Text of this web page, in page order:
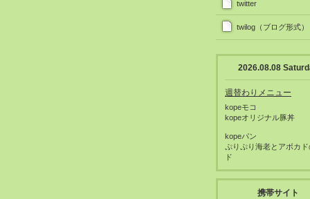
twitter
twilog（ブログ形式）
2026.08.08
週替わりメニュー
kopeモコ
kopeオリジナル豚丼
kopeパン
ぷりぷり海老とアボカド
ド
携帯サイト